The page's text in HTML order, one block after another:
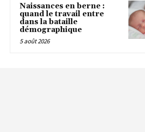
Naissances en berne :
quand le travail entre
dans la bataille
démographique
5 août 2026